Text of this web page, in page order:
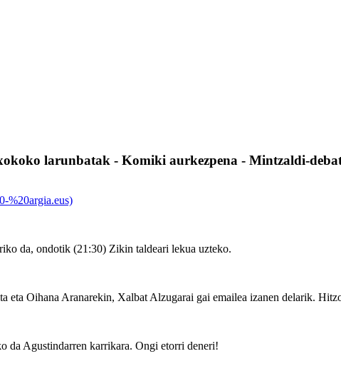
larunbatak - Komiki aurkezpena - Mintzaldi-
da, ondotik (21:30) Zikin taldeari lekua uzteko.
eta Oihana Aranarekin, Xalbat Alzugarai gai emailea izanen delarik.
da Agustindarren karrikara. Ongi etorri deneri!